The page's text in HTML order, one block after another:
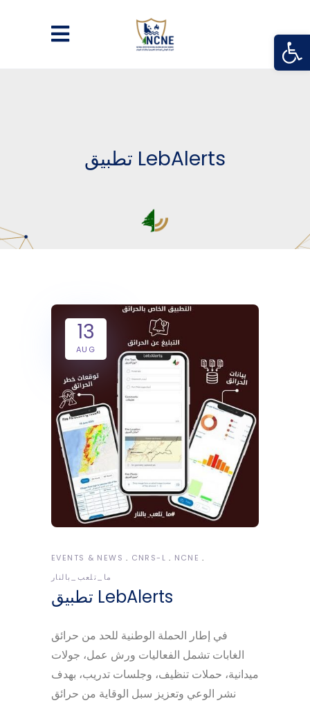
تطبيق LebAlerts
13
AUG
EVENTS & NEWS CNRS-L
NCNE
ما_تلعب_بالنار
تطبيق LebAlerts
في إطار الحملة الوطنية للحد من حرائق
الغابات تشمل الفعاليات ورش عمل، جولات
ميدانية، حملات تنظيف، وجلسات تدريب، بهدف
نشر الوعي وتعزيز سبل الوقاية من حرائق